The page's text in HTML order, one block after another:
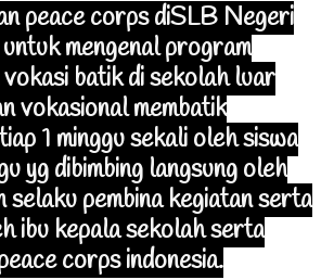
peace corps diSLB Negeri
mengenal program
batik di sekolah luar
vokasional membatik
1 minggu sekali oleh siswa
yg dibimbing langsung oleh
selaku pembina kegiatan serta
ibu kepala sekolah serta
corps indonesia.